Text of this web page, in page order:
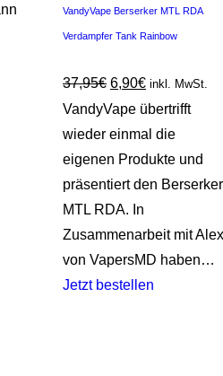
VandyVape Berserker MTL RDA
Verdampfer Tank Rainbow
37,95€ 6,90€ inkl. MwSt.
VandyVape übertrifft
wieder einmal die
eigenen Produkte und
präsentiert den Berserker
MTL RDA. In
Zusammenarbeit mit Alex
von VapersMD haben…
Jetzt bestellen